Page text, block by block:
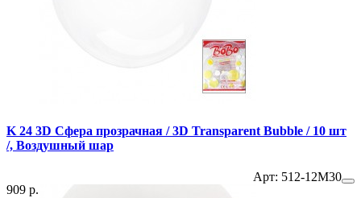
K 24 3D Сфера прозрачная / 3D Transparent Bubble / 10 шт
/, Воздушный шар
909 р.
Арт: 512-12M30